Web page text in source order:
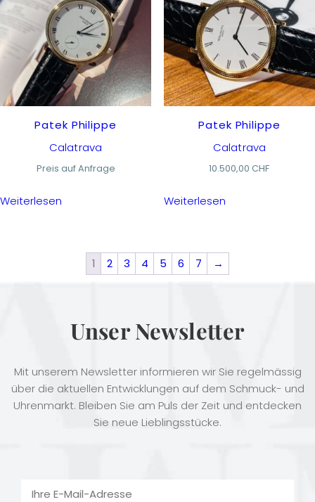
Patek Philippe
Calatrava
Preis auf Anfrage
Weiterlesen
Patek Philippe
Calatrava
10.500,00CHF
Weiterlesen
1 2 3 4 5 6 7 →
Unser Newsletter
Mit unserem Newsletter informieren wir Sie regelmässig
über die aktuellen Entwicklungen auf dem Schmuck- und
Uhrenmarkt. Bleiben Sie am Puls der Zeit und entdecken
Sie neue Lieblingsstücke.